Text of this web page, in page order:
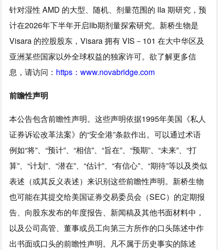
针对湿性 AMD 的大型、随机、剂量范围的 IIa 期研究，预
计在2026年下半年开启IIb期剂量探索研究。新桥生物是
Visara 的控股股东，Visara 拥有 VIS－101 在大中华区及
亚洲某些国家以外全球权益的独家许可。欲了解更多信
息，请访问： https：www.novabridge.com
前瞻性声明
本公告包含前瞻性声明。这些声明依据1995年美国《私人
证券诉讼改革法案》的“安全港”条款作出。可以通过术语
例如“将”、“预计”、“相信”、“旨在”、“预期”、“未来”、“打
算”、“计划”、“潜在”、“估计”、“有信心”、“期待”等以及类似
表述（或其反义表述）来识别这些前瞻性声明。新桥生物
也可能在其提交给美国证券交易委员会（SEC）的定期报
告、向股东发布的年度报告、新闻稿及其他书面材料中，
以及公司高管、董事或员工向第三方所作的口头陈述中作
出书面或口头的前瞻性声明。凡不属于历史事实的陈述